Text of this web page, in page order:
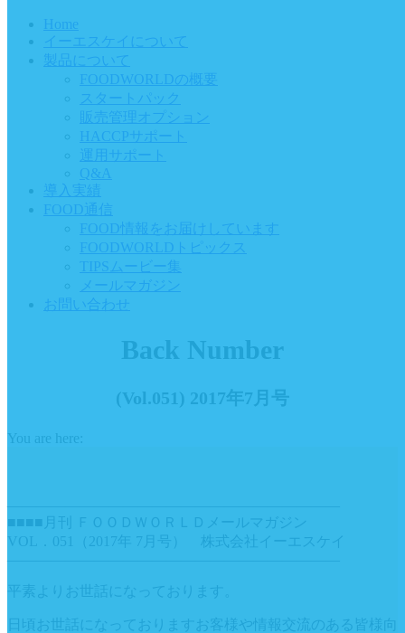
Home
イーエスケイについて
製品について
FOODWORLDの概要
スタートパック
販売管理オプション
HACCPサポート
運用サポート
Q&A
導入実績
FOOD通信
FOOD情報をお届けしています
FOODWORLDトピックス
TIPSムービー集
メールマガジン
お問い合わせ
Back Number
(Vol.051) 2017年7月号
You are here:
■■■■月刊 ＦＯＯＤＷＯＲＬＤメールマガジン
VOL．051（2017年 7月号） 株式会社イーエスケイ
平素よりお世話になっております。
日頃お世話になっておりますお客様や情報交流のある皆様向